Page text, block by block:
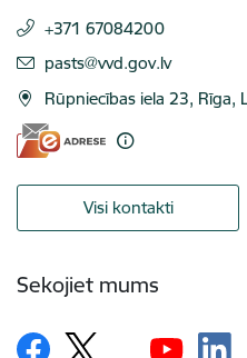
+371 67084200
E-pasts:
pasts@vvd.gov.lv
Rūpniecības iela 23, Rīga,
Visi kontakti
Sekojiet mums